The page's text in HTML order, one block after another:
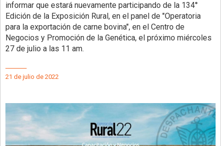
informar que estará nuevamente participando de la 134°
Edición de la Exposición Rural, en el panel de "Operatoria
para la exportación de carne bovina", en el Centro de
Negocios y Promoción de la Genética, el próximo miércoles
27 de julio a las 11 am.
21 de julio de 2022